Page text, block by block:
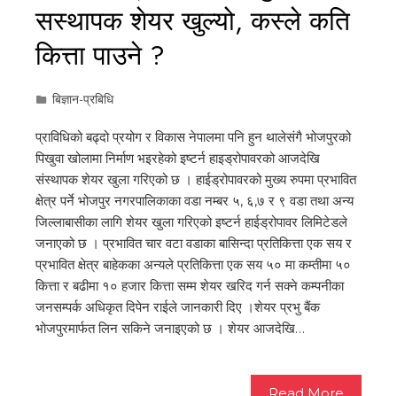
सस्थापक शेयर खुल्यो, कस्ले कति
कित्ता पाउने ?
बिज्ञान-प्रबिधि
प्राविधिको बढ्दो प्रयोग र विकास नेपालमा पनि हुन थालेसंगै भोजपुरको
पिखुवा खोलामा निर्माण भइरहेको इष्टर्न हाइड्रोपावरको आजदेखि
संस्थापक शेयर खुला गरिएको छ । हाईड्रोपावरको मुख्य रुपमा प्रभावित
क्षेत्र पर्ने भोजपुर नगरपालिकाका वडा नम्बर ५, ६,७ र ९ वडा तथा अन्य
जिल्लाबासीका लागि शेयर खुला गरिएको इष्टर्न हाईड्रोपावर लिमिटेडले
जनाएको छ । प्रभावित चार वटा वडाका बासिन्दा प्रतिकित्ता एक सय र
प्रभावित क्षेत्र बाहेकका अन्यले प्रतिकित्ता एक सय ५० मा कम्तीमा ५०
कित्ता र बढीमा १० हजार कित्ता सम्म शेयर खरिद गर्न सक्ने कम्पनीका
जनसम्पर्क अधिकृत दिपेन राईले जानकारी दिए ।शेयर प्रभु बैंक
भोजपुरमार्फत लिन सकिने जनाइएको छ । शेयर आजदेखि…